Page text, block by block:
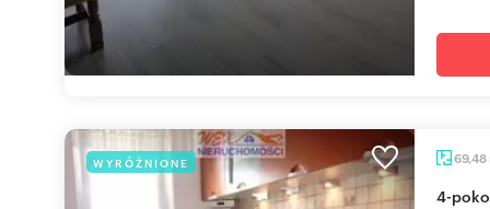
WYRÓŻNIONE 69,48
4-